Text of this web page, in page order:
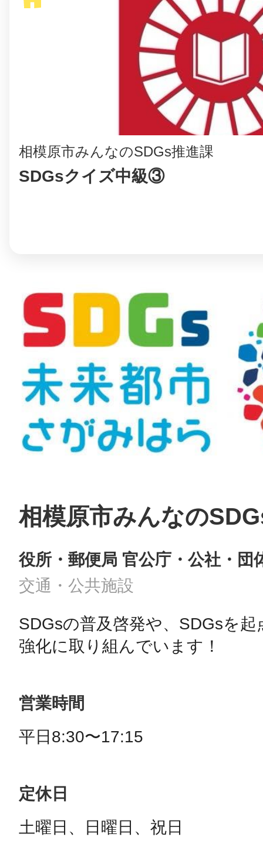
相模原市みんなのSDGs推進課
SDGsクイズ中級③
相模原市みんなの
役所・郵便局 官公庁・公社・団
交通・公共施設
SDGsの普及啓発や、SDGsを
強化に取り組んでいます！
営業時間
平日8:30〜17:15
定休日
土曜日、日曜日、祝日